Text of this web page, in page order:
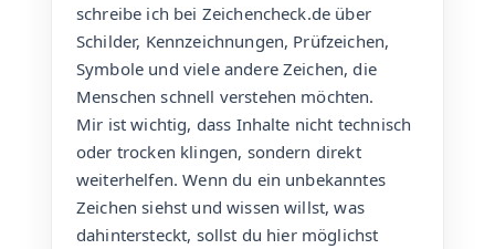
schreibe ich bei Zeichencheck.de über
Schilder, Kennzeichnungen, Prüfzeichen,
Symbole und viele andere Zeichen, die
Menschen schnell verstehen möchten.
Mir ist wichtig, dass Inhalte nicht technisch
oder trocken klingen, sondern direkt
weiterhelfen. Wenn du ein unbekanntes
Zeichen siehst und wissen willst, was
dahintersteckt, sollst du hier möglichst